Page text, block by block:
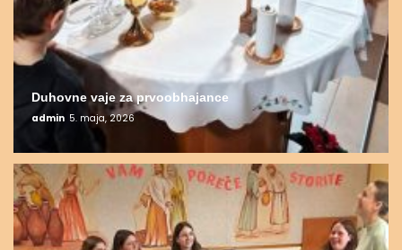
Duhovne vaje za prvoobhajance
admin 5. maja, 2026